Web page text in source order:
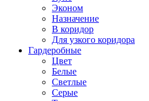
Эконом
Назначение
В коридор
Для узкого коридора
Гардеробные
Цвет
Белые
Светлые
Серые